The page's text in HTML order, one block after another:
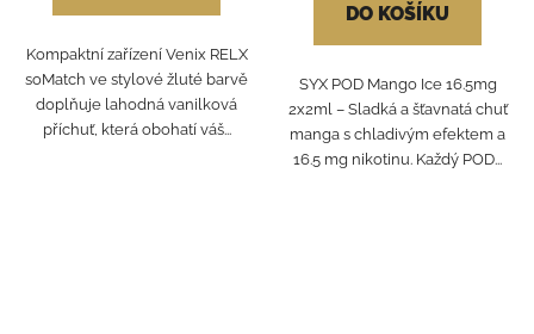
Kompaktní zařízení Venix RELX
soMatch ve stylové žluté barvě
doplňuje lahodná vanilková
příchuť, která obohatí váš...
DO KOŠÍKU
SYX POD Mango Ice 16.5mg
2x2ml – Sladká a šťavnatá chuť
manga s chladivým efektem a
16.5 mg nikotinu. Každý POD...